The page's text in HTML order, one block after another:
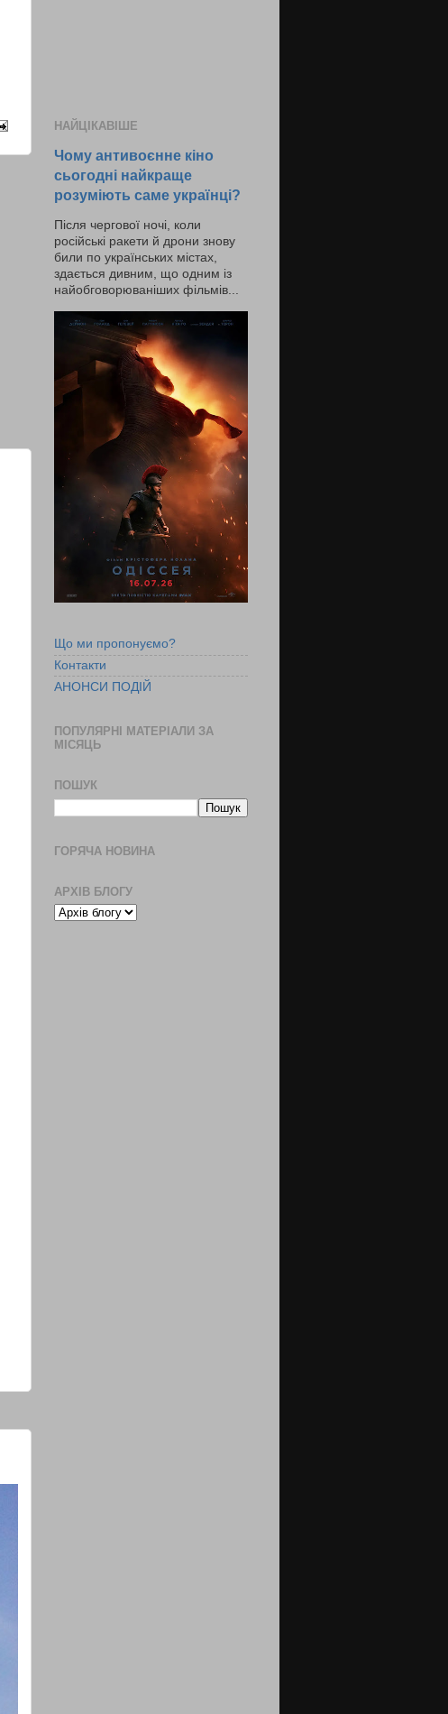
НАЙЦІКАВІШЕ
Чому антивоєнне кіно
сьогодні найкраще
розуміють саме українці?
Після чергової ночі, коли
російські ракети й дрони знову
били по українських містах,
здається дивним, що одним із
найобговорюваніших фільмів...
Що ми пропонуємо?
Контакти
АНОНСИ ПОДІЙ
ПОПУЛЯРНІ МАТЕРІАЛИ ЗА
МІСЯЦЬ
ПОШУК
ГОРЯЧА НОВИНА
АРХІВ БЛОГУ